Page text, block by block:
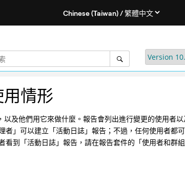
情形
及他們用它來做什麼。報告會列出進行變更的使用者
」可以建立「活動日誌」報告；不過，任何使用者都
到「活動日誌」報告，請在報告套件的「使用者和群